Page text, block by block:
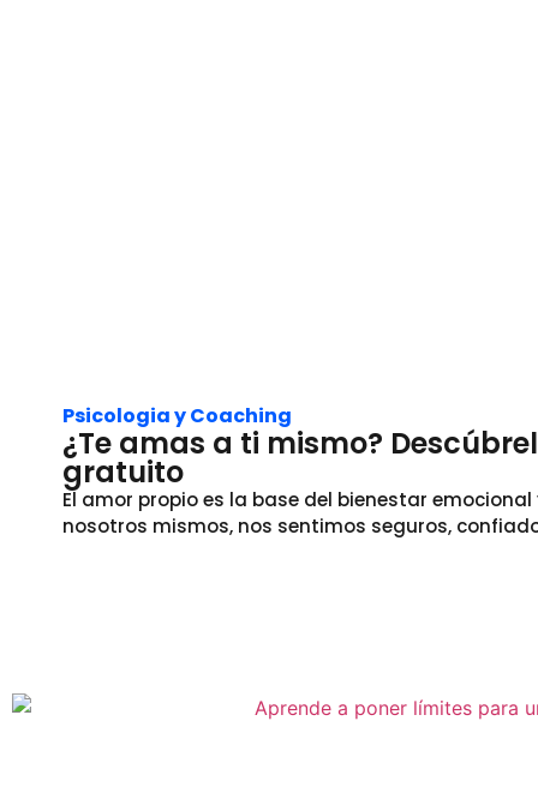
Psicologia y Coaching
¿Te amas a ti mismo?
gratuito
El amor propio es la base del bienestar
nosotros mismos, nos sentimos seguros,